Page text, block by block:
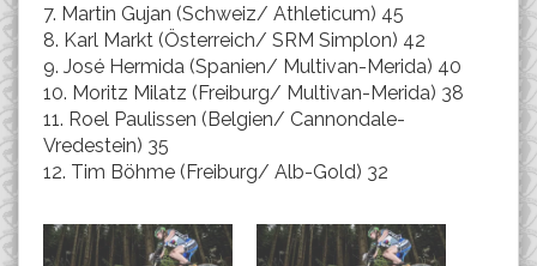
7. Martin Gujan (Schweiz/ Athleticum) 45
8. Karl Markt (Österreich/ SRM Simplon) 42
9. José Hermida (Spanien/ Multivan-Merida) 40
10. Moritz Milatz (Freiburg/ Multivan-Merida) 38
11. Roel Paulissen (Belgien/ Cannondale-
Vredestein) 35
12. Tim Böhme (Freiburg/ Alb-Gold) 32